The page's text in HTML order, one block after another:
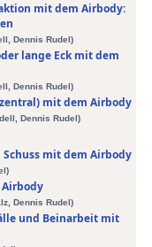
mit dem Airbody:
, Dennis Rudel)
lange Eck mit dem
, Dennis Rudel)
mit dem Airbody
, Dennis Rudel)
mit dem Airbody
)
Airbody
, Dennis Rudel)
und Beinarbeit mit